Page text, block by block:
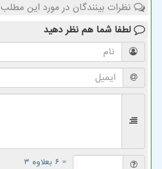
نظرات بینندگان در مورد این مطلب
لطفا شما هم نظر دهید
= ۶ بعلاوه ۳